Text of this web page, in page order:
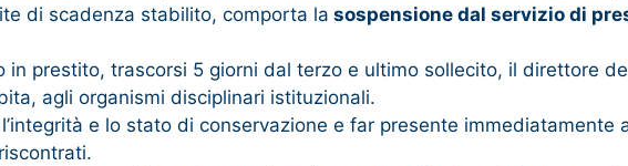
di scadenza stabilito, comporta la sospensione dal servizio di
prestito, trascorsi 5 giorni dal terzo e ultimo sollecito, il direttore
agli organismi disciplinari istituzionali.
e lo stato di conservazione e far presente